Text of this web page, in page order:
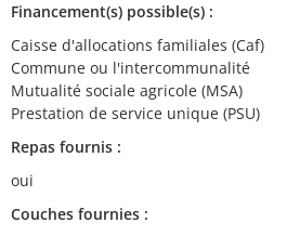
Financement(s) possible(s) :
Caisse d'allocations familiales (Caf)
Commune ou l'intercommunalité
Mutualité sociale agricole (MSA)
Prestation de service unique (PSU)
Repas fournis :
oui
Couches fournies :